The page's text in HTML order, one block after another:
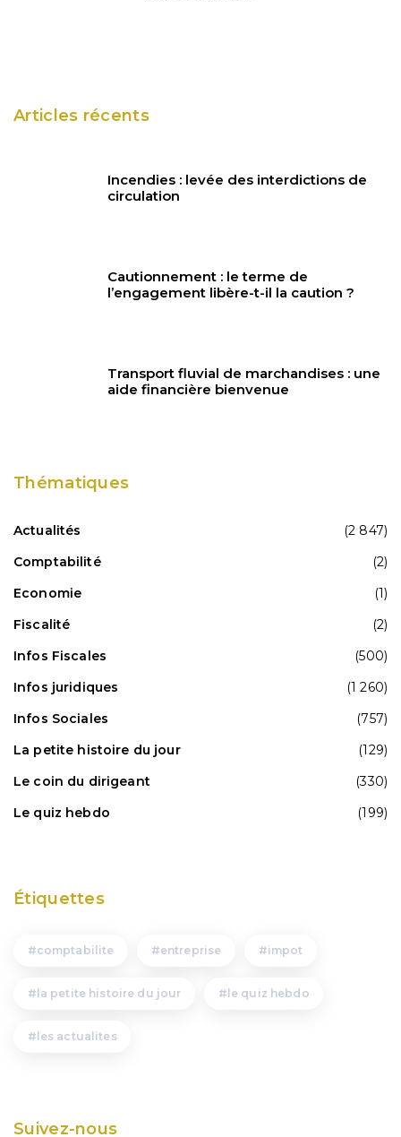
Articles récents
Incendies : levée des interdictions de
circulation
Cautionnement : le terme de
l’engagement libère-t-il la caution ?
Transport fluvial de marchandises : une
aide financière bienvenue
Thématiques
Actualités
(2 847)
Comptabilité
(2)
Economie
(1)
Fiscalité
(2)
Infos Fiscales
(500)
Infos juridiques
(1 260)
Infos Sociales
(757)
La petite histoire du jour
(129)
Le coin du dirigeant
(330)
Le quiz hebdo
(199)
Étiquettes
comptabilite entreprise impot
la petite histoire du jour le quiz hebdo
les actualites
Suivez-nous